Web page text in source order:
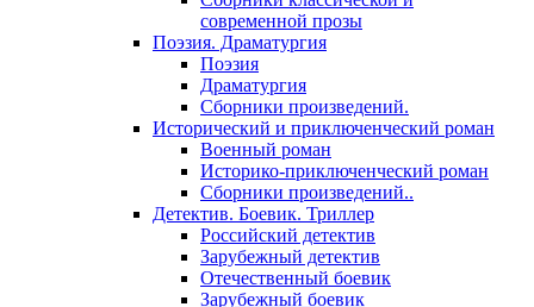
современной прозы
Поэзия. Драматургия
Поэзия
Драматургия
Сборники произведений.
Исторический и приключенческий роман
Военный роман
Историко-приключенческий роман
Сборники произведений..
Детектив. Боевик. Триллер
Российский детектив
Зарубежный детектив
Отечественный боевик
Зарубежный боевик